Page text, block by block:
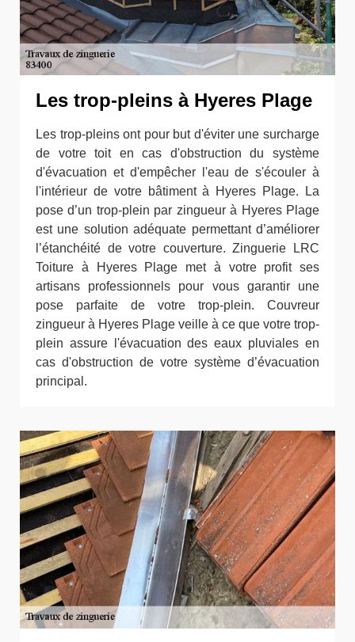
Les trop-pleins à Hyeres Plage
Les trop-pleins ont pour but d'éviter une surcharge
de votre toit en cas d'obstruction du système
d'évacuation et d'empêcher l'eau de s'écouler à
l'intérieur de votre bâtiment à Hyeres Plage. La
pose d’un trop-plein par zingueur à Hyeres Plage
est une solution adéquate permettant d’améliorer
l’étanchéité de votre couverture. Zinguerie LRC
Toiture à Hyeres Plage met à votre profit ses
artisans professionnels pour vous garantir une
pose parfaite de votre trop-plein. Couvreur
zingueur à Hyeres Plage veille à ce que votre trop-
plein assure l'évacuation des eaux pluviales en
cas d'obstruction de votre système d’évacuation
principal.